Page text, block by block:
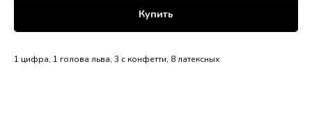
Купить
1 цифра, 1 голова льва, 3 с конфетти, 8 латексных